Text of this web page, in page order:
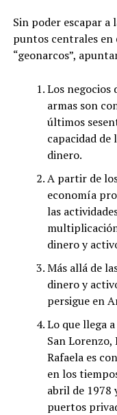
Sin poder escapar
puntos centrales en
“geonarcos”,
Los
armas son
últimos
capacidad
dinero.
A partir de
economía
las
dinero y
Más allá de
dinero y
persigue en
Lo que llega
San Lorenzo,
Rafaela es
en los
abril de 1978
puertos